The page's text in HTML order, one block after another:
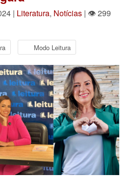
| Literatura, Notícias | 👁 299
Modo Leitura